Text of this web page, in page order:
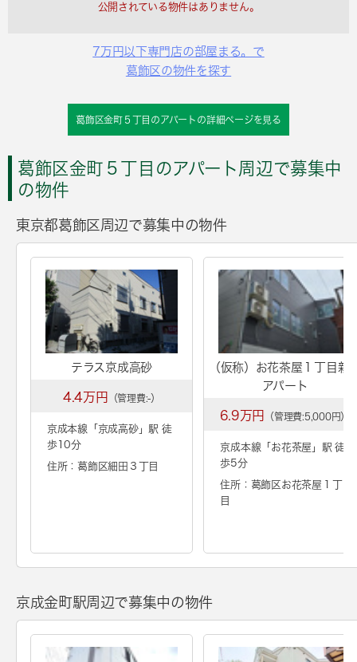
公開されている物件はありません。
7万円以下専門店の部屋まる。で
葛飾区の物件を探す
葛飾区金町５丁目のアパートの詳細ページを見る
葛飾区金町５丁目のアパート周辺で募集中
の物件
東京都葛飾区周辺で募集中の物件
テラス京成高砂
4.4万円 （管理費:-）
京成本線「 京成高砂」駅 徒
歩10分
住所：葛飾区細田３丁目
（仮称）お花茶屋１丁目新
アパート
6.9万円 （管理費:5,000円）
京成本線「 お花茶屋 」駅 徒
歩5分
住所：葛飾区お花茶屋１丁
目
京成金町駅周辺で募集中の物件